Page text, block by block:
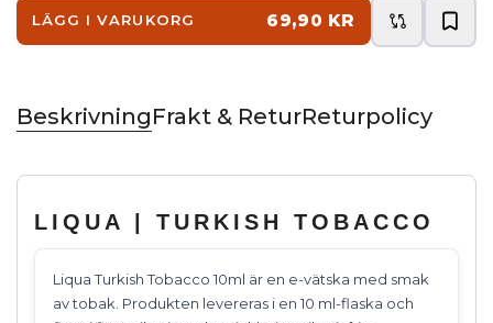
LÄGG I VARUKORG 69,90 KR
BeskrivningFrakt & ReturReturpolicy
LIQUA | TURKISH TOBACCO
Liqua Turkish Tobacco 10ml är en e-vätska med smak
av tobak. Produkten levereras i en 10 ml-flaska och